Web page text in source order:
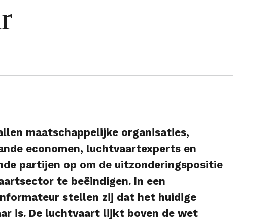
maatschappelijke organisaties,
economen, luchtvaartexperts en
partijen op om de uitzonderingspositie
te beëindigen. In een
stellen zij dat het huidige
is. De luchtvaart lijkt boven de wet